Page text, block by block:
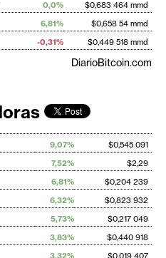
0,0%
$0,683 464 mmd
6,81%
$0,658 54 mmd
-0,31% $0,449 518 mmd
DiarioBitcoin.com
9,07%
$0,545 091
7,52%
$2,29
6,81%
$0,204 239
6,32%
$0,823 932
5,73%
$0,217 049
3,83%
$0,440 918
3,32% $0,019 407